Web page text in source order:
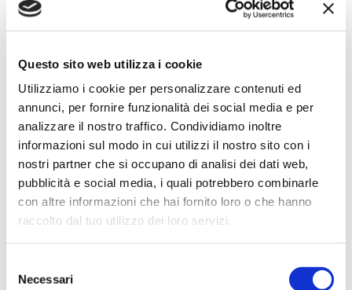
Questo sito web utilizza i cookie
Utilizziamo i cookie per personalizzare contenuti ed
annunci, per fornire funzionalità dei social media e per
analizzare il nostro traffico. Condividiamo inoltre
informazioni sul modo in cui utilizzi il nostro sito con i
nostri partner che si occupano di analisi dei dati web,
pubblicità e social media, i quali potrebbero combinarle
con altre informazioni che hai fornito loro o che hanno
raccolto dal tuo utilizzo dei loro servizi.
delNecessari
un mese fa
★★★★★
Ottima esperienza d’acquisto. Comunicazione
puntuale e cordiale, spedizione rapida e prodotti
effettivamente disponibili come indicato sul sito, senza
sorprese o ritardi. Servizio affidabile e professionale.
Negozio assolutamente consigliato, acqui..
4 mesi fa